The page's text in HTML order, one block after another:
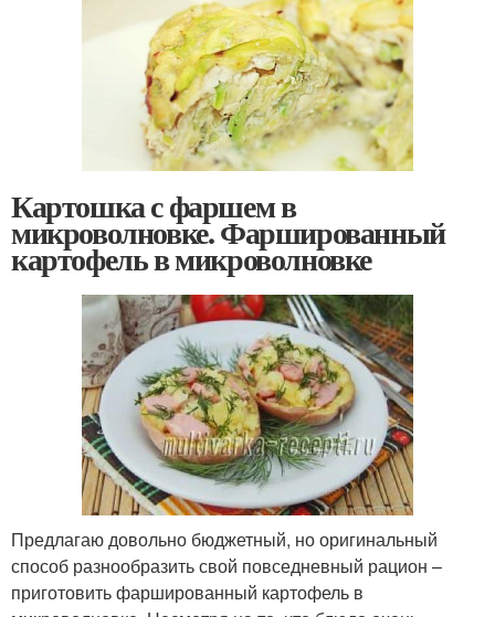
Картошка с фаршем в
микроволновке. Фаршированный
картофель в микроволновке
Предлагаю довольно бюджетный, но оригинальный
способ разнообразить свой повседневный рацион –
приготовить фаршированный картофель в